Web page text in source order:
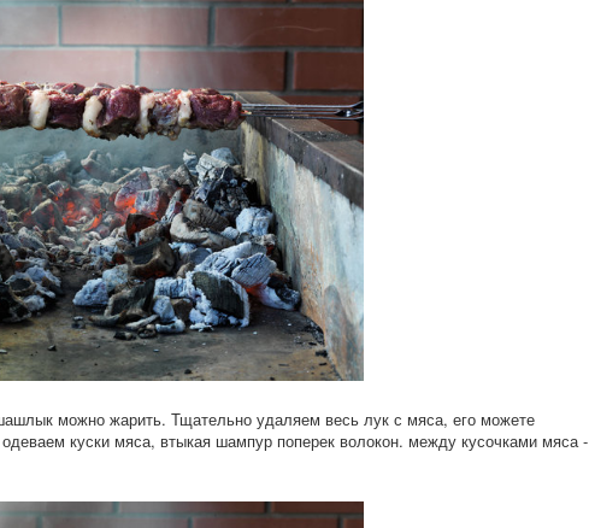
можно жарить. Тщательно удаляем весь лук с мяса, его можете
куски мяса, втыкая шампур поперек волокон. между кусочками мяса -